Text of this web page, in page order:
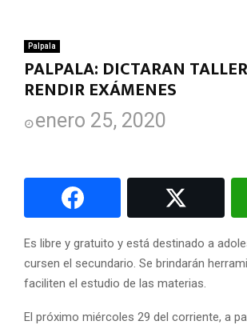
Palpala
PALPALA: DICTARAN
RENDIR EXÁMENES
enero 25, 2020
Es libre y gratuito y está destinado a
cursen el secundario. Se brindarán
faciliten el estudio de las materias.
El próximo miércoles 29 del corriente, a